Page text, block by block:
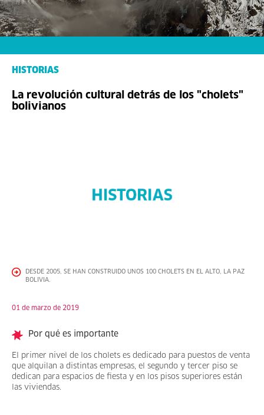
HISTORIAS
La revolución cultural detrás de los "cholets"
bolivianos
DESDE 2005, SE HAN CONSTRUIDO UNOS 100 CHOLETS EN EL ALTO, LA PAZ
BOLIVIA.
01 de marzo de 2019
Por qué es importante
El primer nivel de los cholets es dedicado para puestos de venta
que alquilan a distintas empresas, el segundo y tercer piso se
dedican para espacios de fiesta y en los pisos superiores están
las viviendas.